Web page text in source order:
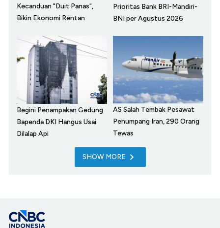
Kecanduan "Duit Panas",
Bikin Ekonomi Rentan
Prioritas Bank BRI-Mandiri-
BNI per Agustus 2026
Begini Penampakan Gedung
Bapenda DKI Hangus Usai
Dilalap Api
AS Salah Tembak Pesawat
Penumpang Iran, 290 Orang
Tewas
SHOW MORE